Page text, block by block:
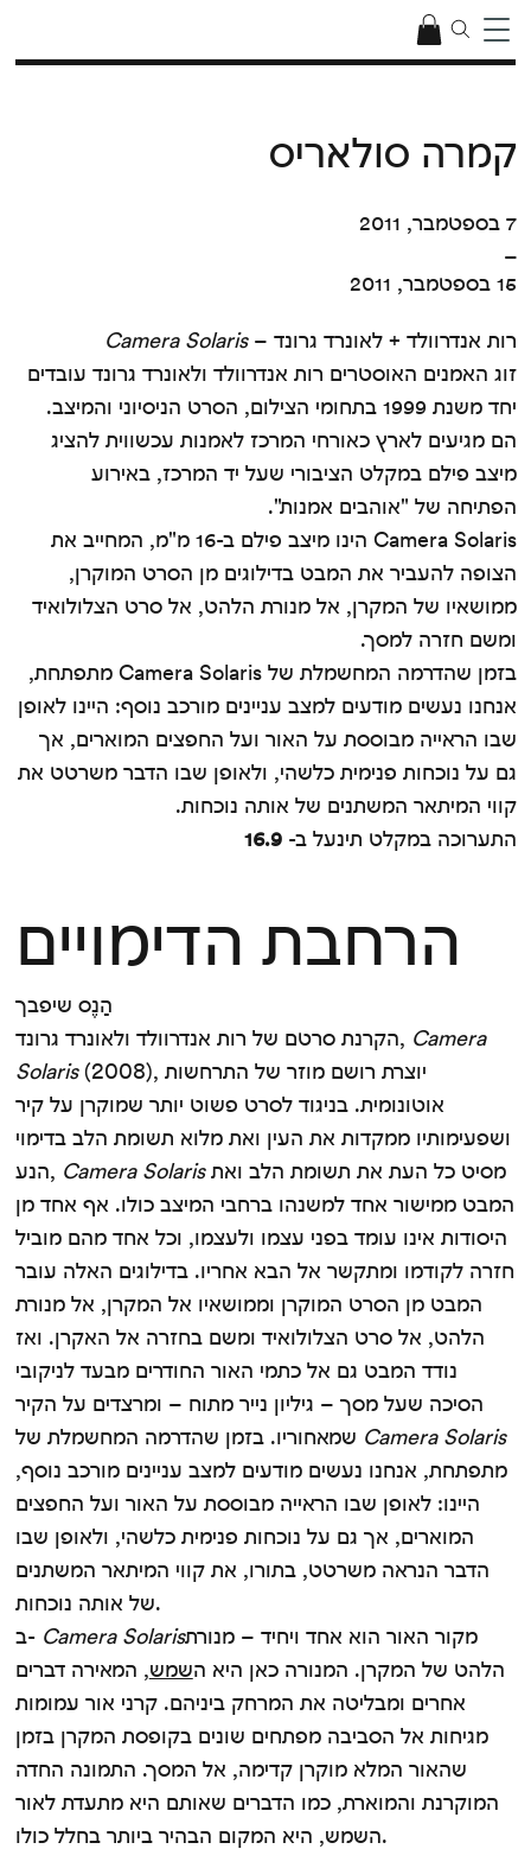
קמרה סולאריס
7 בספטמבר, 2011
–
15 בספטמבר, 2011
רות אנדרוולד + לאונרד גרונד –Camera Solaris
זוג האמנים האוסטרים רות אנדרוולד ולאונרד גרונד עובדים
יחד משנת 1999 בתחומי הצילום, הסרט הניסיוני והמיצב.
הם מגיעים לארץ כאורחי המרכז לאמנות עכשווית להציג
מיצב פילם במקלט הציבורי שעל יד המרכז, באירוע
הפתיחה של "אוהבים אמנות".
Camera Solaris הינו מיצב פילם ב-16 מ"מ, המחייב את
הצופה להעביר את המבט בדילוגים מן הסרט המוקרן,
ממושאיו של המקרן, אל מנורת הלהט, אל סרט הצלולואיד
ומשם חזרה למסך.
בזמן שהדרמה המחשמלת של Camera Solaris מתפתחת,
אנחנו נעשים מודעים למצב עניינים מורכב נוסף: היינו לאופן
שבו הראייה מבוססת על האור ועל החפצים המוארים, אך
גם על נוכחות פנימית כלשהי, ולאופן שבו הדבר משרטט את
קווי המיתאר המשתנים של אותה נוכחות.
התערוכה במקלט תינעל ב- 16.9
הרחבת הדימויים
הַנֶס שיפבך
הקרנת סרטם של רות אנדרוולד ולאונרד גרונד, Camera
Solaris(2008), יוצרת רושם מוזר של התרחשות
אוטונומית. בניגוד לסרט פשוט יותר שמוקרן על קיר
ושפעימותיו ממקדות את העין ואת מלוא תשומת הלב בדימוי
הנע, Camera Solarisמסיט כל העת את תשומת הלב ואת
המבט ממישור אחד למשנהו ברחבי המיצב כולו. אף אחד מן
היסודות אינו עומד בפני עצמו ולעצמו, וכל אחד מהם מוביל
חזרה לקודמו ומתקשר אל הבא אחריו. בדילוגים האלה עובר
המבט מן הסרט המוקרן וממושאיו אל המקרן, אל מנורת
הלהט, אל סרט הצלולואיד ומשם בחזרה אל האקרן. ואז
נודד המבט גם אל כתמי האור החודרים מבעד לניקובי
הסיכה שעל מסך – גיליון נייר מתוח – ומרצדים על הקיר
Camera Solaris
מתפתחת, אנחנו נעשים מודעים למצב עניינים מורכב נוסף,
היינו: לאופן שבו הראייה מבוססת על האור ועל החפצים
המוארים, אך גם על נוכחות פנימית כלשהי, ולאופן שבו
הדבר הנראה משרטט, בתורו, את קווי המיתאר המשתנים
של אותה נוכחות.
ב-Camera Solarisמקור האור הוא אחד ויחיד – מנורת
הלהט של המקרן. המנורה כאן היא השמש, המאירה דברים
אחרים ומבליטה את המרחק ביניהם. קרני אור עמומות
מגיחות אל הסביבה מפתחים שונים בקופסת המקרן בזמן
שהאור המלא מוקרן קדימה, אל המסך. התמונה החדה
המוקרנת והמוארת, כמו הדברים שאותם היא מתעדת לאור
השמש, היא המקום הבהיר ביותר בחלל כולו.